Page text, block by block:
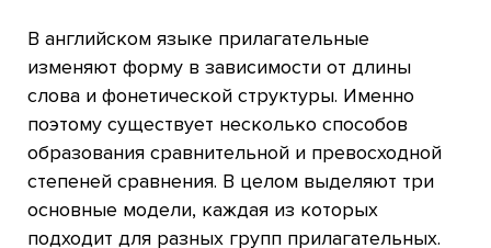
В английском языке прилагательные
изменяют форму в зависимости от длины
слова и фонетической структуры. Именно
поэтому существует несколько способов
образования сравнительной и превосходной
степеней сравнения. В целом выделяют три
основные модели, каждая из которых
подходит для разных групп прилагательных.